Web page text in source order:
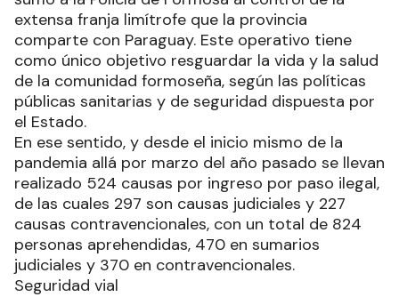
extensa franja limítrofe que la provincia
comparte con Paraguay. Este operativo tiene
como único objetivo resguardar la vida y la salud
de la comunidad formoseña, según las políticas
públicas sanitarias y de seguridad dispuesta por
el Estado.
En ese sentido, y desde el inicio mismo de la
pandemia allá por marzo del año pasado se llevan
realizado 524 causas por ingreso por paso ilegal,
de las cuales 297 son causas judiciales y 227
causas contravencionales, con un total de 824
personas aprehendidas, 470 en sumarios
judiciales y 370 en contravencionales.
Seguridad vial